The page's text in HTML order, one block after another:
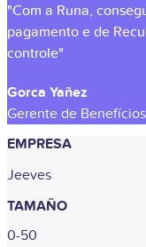
"Com a Runa,
pagamento e de
controle"
Gorca Yañez
Gerente de
EMPRESA
Jeeves
TAMAÑO
0-50